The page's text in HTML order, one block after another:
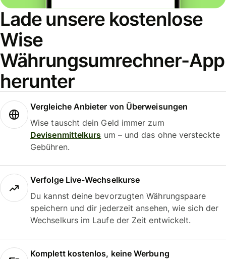
Lade unsere kostenlose
Wise
Währungsumrechner-App
herunter
Vergleiche Anbieter von Überweisungen
Wise tauscht dein Geld immer zum
Devisenmittelkurs um – und das ohne versteckte
Gebühren.
Verfolge Live-Wechselkurse
Du kannst deine bevorzugten Währungspaare
speichern und dir jederzeit ansehen, wie sich der
Wechselkurs im Laufe der Zeit entwickelt.
Komplett kostenlos, keine Werbung